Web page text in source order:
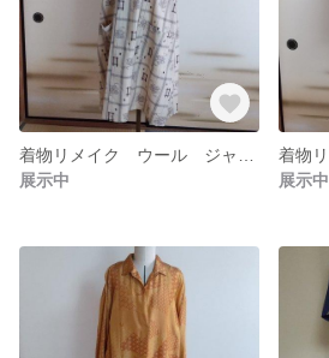
展示中
展示中